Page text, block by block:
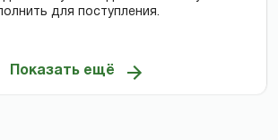
для поступления.
Показать ещё